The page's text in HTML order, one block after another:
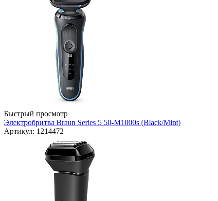
Быстрый просмотр
Электробритва Braun Series 5 50-M1000s (Black/Mint)
Артикул: 1214472